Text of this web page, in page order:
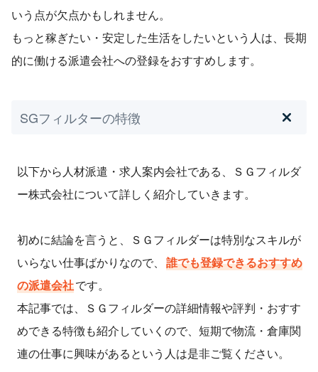
いう点が欠点かもしれません。
もっと稼ぎたい・安定した生活をしたいという人は、長期
的に働ける派遣会社への登録をおすすめします。
SGフィルターの特徴
以下から人材派遣・求人案内会社である、ＳＧフィルダ
ー株式会社について詳しく紹介していきます。
初めに結論を言うと、ＳＧフィルダーは特別なスキルが
いらない仕事ばかりなので、 誰でも登録できるおすすめ
の派遣会社です。
本記事では、ＳＧフィルダーの詳細情報や評判・おすす
めできる特徴も紹介していくので、短期で物流・倉庫関
連の仕事に興味があるという人は是非ご覧ください。